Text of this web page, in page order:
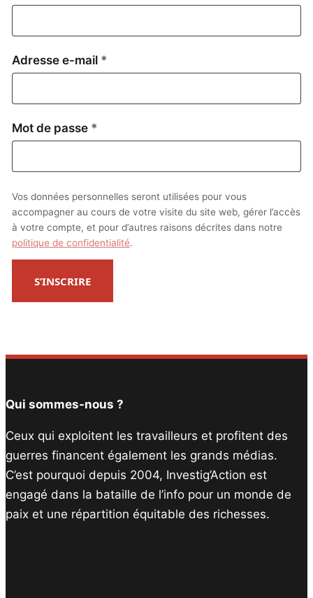
Adresse e-mail *
Mot de passe *
Vos données personnelles seront utilisées pour vous
accompagner au cours de votre visite du site web, gérer l’accès
à votre compte, et pour d’autres raisons décrites dans notre
politique de confidentialité.
S’INSCRIRE
Qui sommes-nous ?
Ceux qui exploitent les travailleurs et profitent des
guerres financent également les grands médias.
C’est pourquoi depuis 2004, Investig’Action est
engagé dans la bataille de l’info pour un monde de
paix et une répartition équitable des richesses.